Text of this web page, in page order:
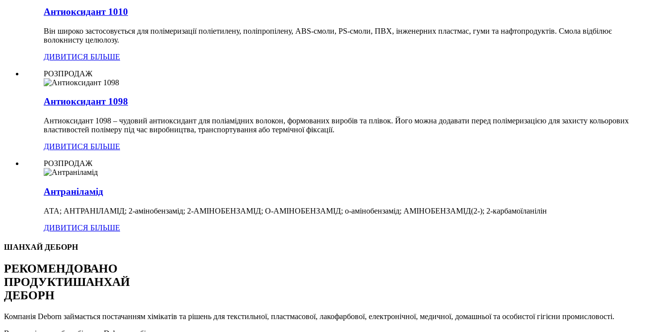
Антиоксидант 1010
Він широко застосовується для полімеризації поліетилену, поліпропілену, ABS-смоли, PS-смоли, ПВХ, інженерних пластмас, гуми та нафтопродуктів. Смола відбілює
волокнисту целюлозу.
ДИВИТИСЯ БІЛЬШЕ
РОЗПРОДАЖ
Антиоксидант 1098
Антиоксидант 1098 – чудовий антиоксидант для поліамідних волокон, формованих виробів та плівок. Його можна додавати перед полімеризацією для захисту кольорових
властивостей полімеру під час виробництва, транспортування або термічної фіксації.
ДИВИТИСЯ БІЛЬШЕ
РОЗПРОДАЖ
Антраніламід
АТА; АНТРАНІЛАМІД; 2-амінобензамід; 2-АМІНОБЕНЗАМІД; O-АМІНОБЕНЗАМІД; o-амінобензамід; АМІНОБЕНЗАМІД(2-); 2-карбамоїланілін
ДИВИТИСЯ БІЛЬШЕ
ШАНХАЙ ДЕБОРН
РЕКОМЕНДОВАНО
ПРОДУКТИШАНХАЙ
ДЕБОРН
Компанія Deborn займається постачанням хімікатів та рішень для текстильної, пластмасової, лакофарбової, електронічної, медичної, домашньої та особистої гігієни промисловості.